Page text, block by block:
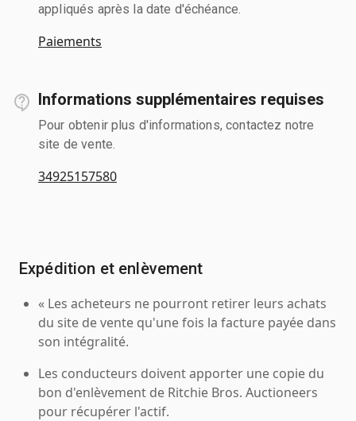
appliqués après la date d'échéance.
Paiements
Informations supplémentaires requises
Pour obtenir plus d'informations, contactez notre
site de vente.
34925157580
Expédition et enlèvement
« Les acheteurs ne pourront retirer leurs achats
du site de vente qu'une fois la facture payée dans
son intégralité.
Les conducteurs doivent apporter une copie du
bon d'enlèvement de Ritchie Bros. Auctioneers
pour récupérer l'actif.